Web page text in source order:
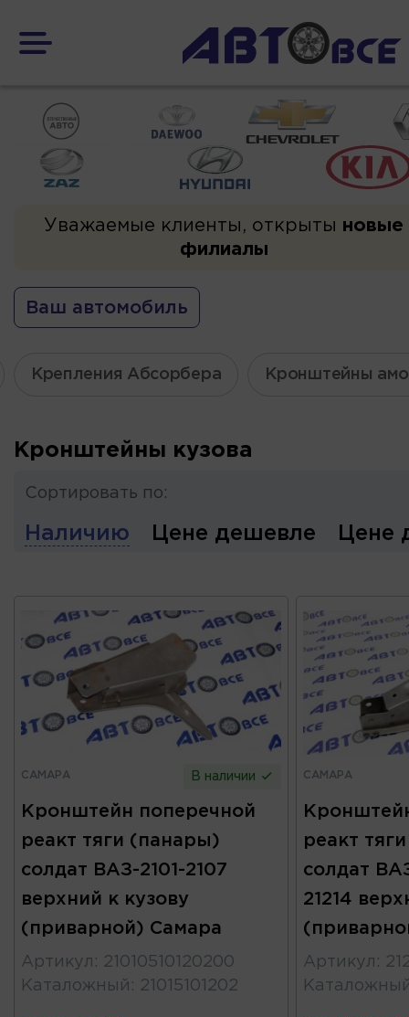
Уважаемые клиенты, открыты новые
филиалы
Ваш автомобиль
Крепления Абсорбера Кронштейны
Кронштейны кузова
Сортировать по:
Наличию Цене дешевле Цене
САМАРА В наличии
Кронштейн поперечной
реакт тяги (панары)
солдат ВАЗ-2101-2107
верхний к кузову
(приварной) Самара
Артикул : 21010510120200
Каталожный : 21015101202
САМАРА
реакт
солдат
21214
Артикул :